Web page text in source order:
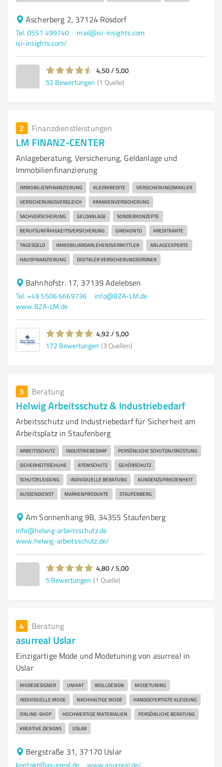
Ascherberg 2, 37124 Rosdorf
Tel. 0551 499740
mail@isi-insights.com
isi-insights.com/
4,50 / 5,00
52 Bewertungen (1 Quelle)
2 Finanzdienstleistungen
LM FINANZ-CENTER
Anlageberatung, Versicherung, Geldanlage und
Immobilienfinanzierung
IMMOBILIENFINANZIERUNG KLEINKREDITE VERSICHERUNGSMAKLER
VERSICHERUNGSVERGLEICH KRANKENVERSICHERUNG
SACHVERSICHERUNG GELDANLAGE SONDERKONZEPTE
BERUFSUNFÄHIGKEITSVERSICHERUNG GIROKONTO KREDITKARTE
TAGESGELD IMMOBILIARDARLEHENSVERMITTLER ANLAGEEXPERTE
HAUSFINANZIERUNG DIGITALER VERSICHERUNGSORDNER
Bahnhofstr. 17, 37139 Adelebsen
Tel. +49 5506 6669736
info@BZA-LM.de
www.BZA-LM.de
4,92 / 5,00
172 Bewertungen (3 Quellen)
3 Beratung
Helwig Arbeitsschutz & Industriebedarf
Arbeitsschutz und Industriebedarf für Sicherheit am
Arbeitsplatz in Staufenberg
ARBEITSSCHUTZ INDUSTRIEBEDARF PERSÖNLICHE SCHUTZAUSRÜSTUNG
SICHERHEITSSCHUHE ATEMSCHUTZ GEHÖRSCHUTZ
SCHUTZKLEIDUNG INDIVIDUELLE BERATUNG KUNDENZUFRIEDENHEIT
AUSSENDIENST MARKENPRODUKTE STAUFENBERG
Am Sonnenhang 9B, 34355 Staufenberg
info@helwig-arbeitsschutz.de
www.helwig-arbeitsschutz.de/
4,80 / 5,00
5 Bewertungen (1 Quelle)
4 Beratung
asurreal Uslar
Einzigartige Mode und Modetuning von asurreal in
Uslar
MODEDESIGNER UNIKAT WOLLDESIGN MODETUNING
INDIVIDUELLE MODE NACHHALTIGE MODE HANDGEFERTIGTE KLEIDUNG
ONLINE-SHOP HOCHWERTIGE MATERIALIEN PERSÖNLICHE BERATUNG
KREATIVE DESIGNS USLAR
Bergstraße 31, 37170 Uslar
kontakt@asurreal.de www.asurreal.de/